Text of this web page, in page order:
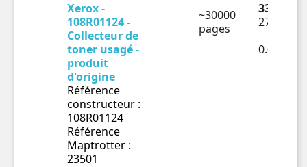
Xerox -
108R01124 -
Collecteur de
toner usagé -
produit
d'origine
Référence
constructeur :
108R01124
Référence
Maptrotter :
23501
~30000
pages
33.01 €
27.51 €